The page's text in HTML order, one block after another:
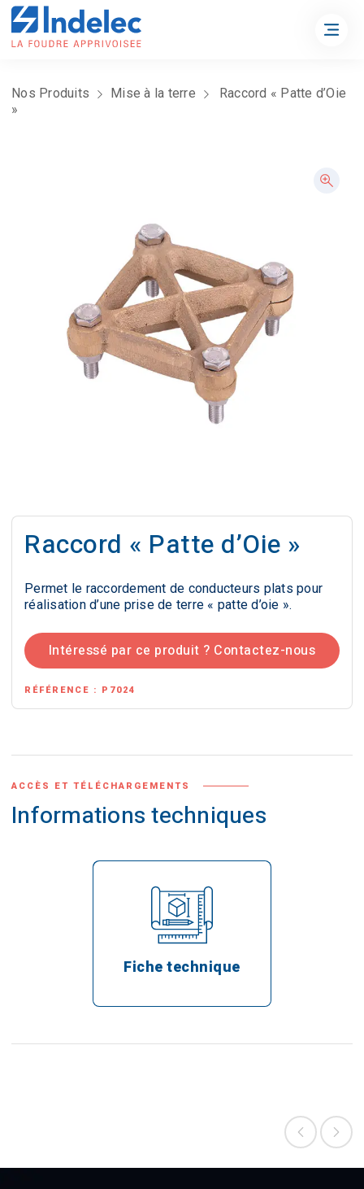
Nos Produits Mise à la terre
Raccord « Patte d’Oie
»
Raccord « Patte d’Oie »
Permet le raccordement de conducteurs plats pour
réalisation d’une prise de terre « patte d’oie ».
Intéressé par ce produit ? Contactez-nous
RÉFÉRENCE : P7024
ACCÈS ET TÉLÉCHARGEMENTS
Informations techniques
Fiche technique